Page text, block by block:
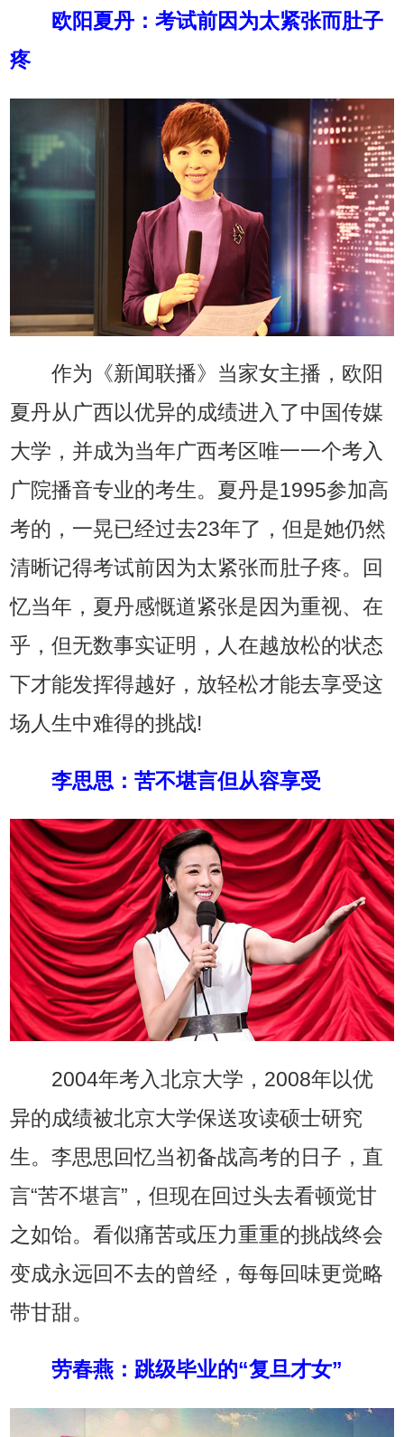
欧阳夏丹： 考试前因为太紧张而肚子
疼
作为《新闻联播》当家女主播，欧阳
夏丹从广西以优异的成绩进入了中国传媒
大学，并成为当年广西考区唯一一个考入
广院播音专业的考生。夏丹是1995参加高
考的，一晃已经过去23年了，但是她仍然
清晰记得考试前因为太紧张而肚子疼。回
忆当年，夏丹感慨道紧张是因为重视、在
乎，但无数事实证明，人在越放松的状态
下才能发挥得越好，放轻松才能去享受这
场人生中难得的挑战!
李思思： 苦不堪言但从容享受
2004年考入北京大学，2008年以优
异的成绩被北京大学保送攻读硕士研究
生。李思思回忆当初备战高考的日子，直
言“苦不堪言”，但现在回过头去看顿觉甘
之如饴。看似痛苦或压力重重的挑战终会
变成永远回不去的曾经，每每回味更觉略
带甘甜。
劳春燕：跳级毕业的“复旦才女”